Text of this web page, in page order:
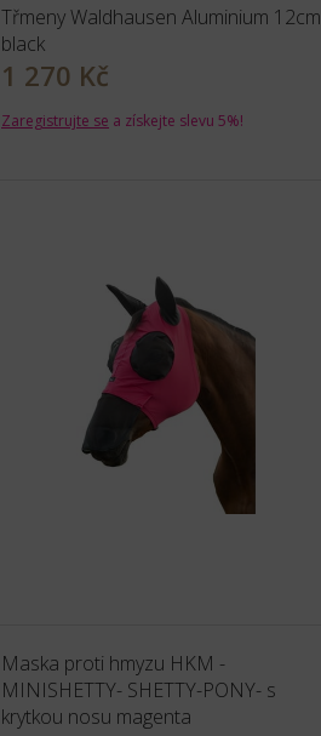
Třmeny Waldhausen Aluminium 12cm
black
1 270 Kč
Zaregistrujte se a získejte slevu 5%!
Maska proti hmyzu HKM -
MINISHETTY- SHETTY-PONY- s
krytkou nosu magenta